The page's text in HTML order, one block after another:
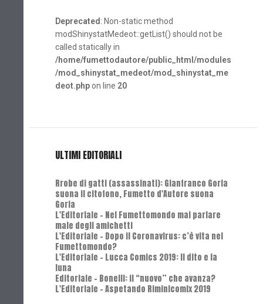
Deprecated: Non-static method
modShinystatMedeot::getList() should not be
called statically in
/home/fumettodautore/public_html/modules
/mod_shinystat_medeot/mod_shinystat_me
deot.phpon line 20
ULTIMI EDITORIALI
Rrobe di gatti (assassinati): Gianfranco Goria
suona il citofono, Fumetto d'Autore suona
Goria
L'Editoriale - Nel Fumettomondo mai parlare
male degli amichetti
L'Editoriale - Dopo il Coronavirus: c’è vita nel
Fumettomondo?
L'Editoriale - Lucca Comics 2019: Il dito e la
luna
Editoriale - Bonelli: il “nuovo” che avanza?
L'Editoriale - Aspetando Riminicomix 2019